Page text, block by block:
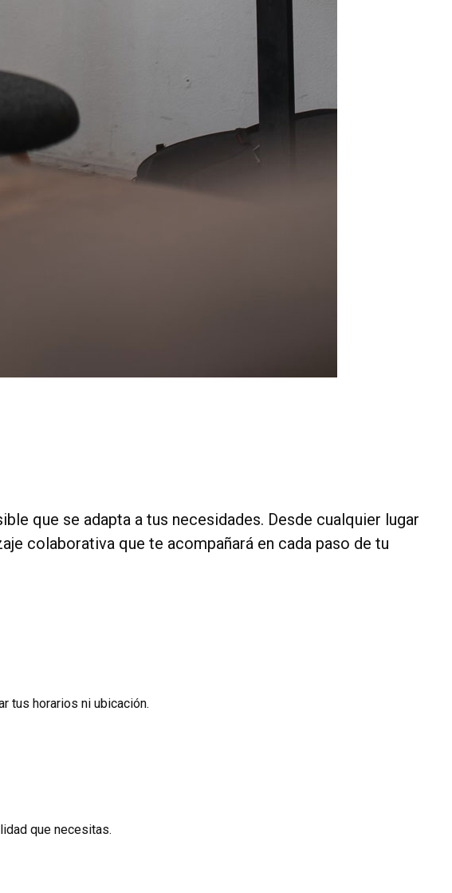
que se adapta a tus necesidades. Desde cualquier lugar
colaborativa que te acompañará en cada paso de tu
tus horarios ni ubicación.
que necesitas.